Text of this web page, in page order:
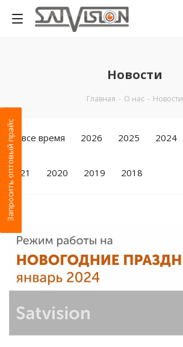
Новости
Главная - О нас - Новости
За все время 2026 2025 2024
2021 2020 2019 2018
Запросить оптовый прайс